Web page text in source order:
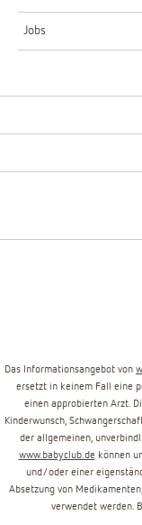
Jobs
Das Informationsangebot von
ersetzt in keinem Fall eine
einen approbierten Arzt.
Kinderwunsch,
der allgemeinen,
www.babyclub.de können
und/oder einer
Absetzung von
verwendet werden.